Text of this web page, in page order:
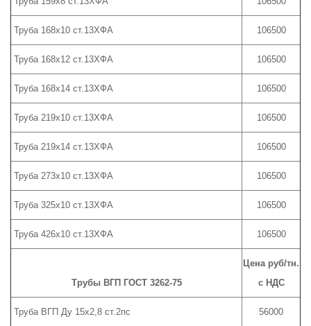
Труба 168х10 ст.13ХФА 106500
Труба 168х12 ст.13ХФА 106500
Труба 168х14 ст.13ХФА 106500
Труба 219х10 ст.13ХФА 106500
Труба 219х14 ст.13ХФА 106500
Труба 273х10 ст.13ХФА 106500
Труба 325х10 ст.13ХФА 106500
Труба 426х10 ст.13ХФА 106500
Трубы ВГП ГОСТ 3262-75
Цена руб/тн.
с НДС
Труба ВГП Ду 15х2,8 ст.2пс 56000